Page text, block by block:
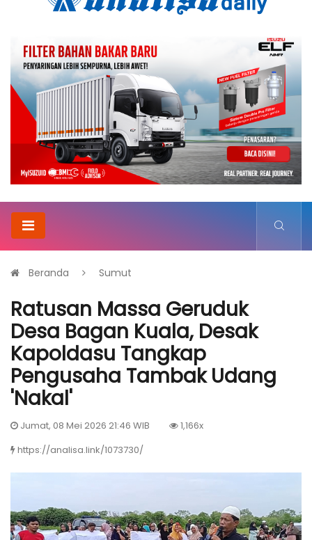
Beranda Sumut
Ratusan Massa Geruduk
Desa Bagan Kuala, Desak
Kapoldasu Tangkap
Pengusaha Tambak Udang
'Nakal'
Jumat, 08 Mei 2026 21:46 WIB
1,166x
https://analisa.link/1073730/